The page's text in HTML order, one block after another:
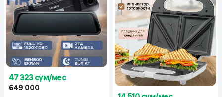
47 323 сум/мес
649 000